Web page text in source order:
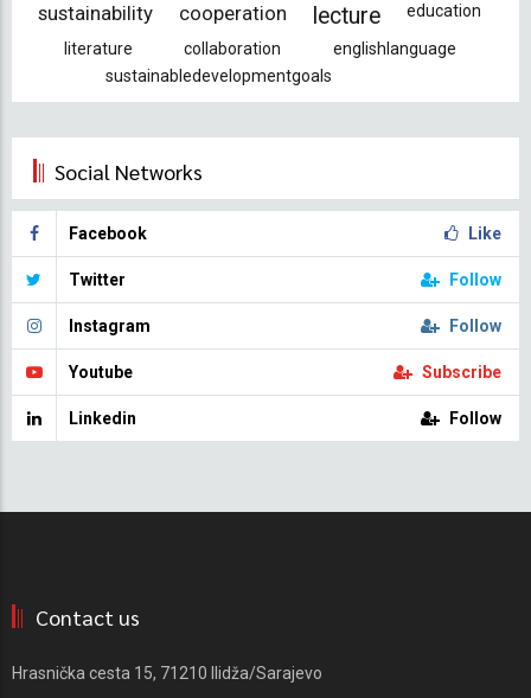
sustainability cooperation lecture
education
literature
collaboration
englishlanguage
sustainabledevelopmentgoals
Social Networks
Facebook Like
Twitter Follow
Instagram Follow
Youtube Subscribe
Linkedin Follow
Contact us
Hrasnička cesta 15, 71210 Ilidža/Sarajevo